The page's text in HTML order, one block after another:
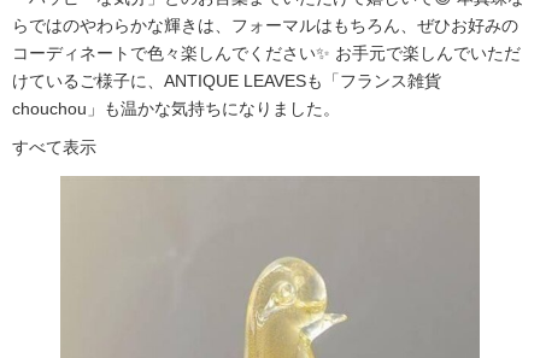
らではのやわらかな輝きは、フォーマルはもちろん、ぜひお好みの
コーディネートで色々楽しんでください✨ お手元で楽しんでいただ
けているご様子に、ANTIQUE LEAVESも「フランス雑貨
chouchou」も温かな気持ちになりました。
すべて表示